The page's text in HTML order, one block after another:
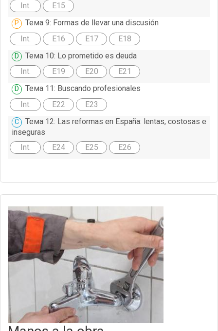
Int.
E15
Тема 9: Formas de llevar una discusión
Int.
E16 E17
E18
Тема 10: Lo prometido es deuda
Int.
E19 E20
E21
Тема 11: Buscando profesionales
Int.
E22
E23
Тема 12: Las reformas en España: lentas, costosas e
inseguras
Int.
E24 E25 E26